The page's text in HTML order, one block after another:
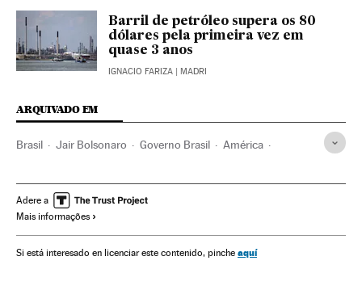
Barril de petróleo supera os 80
dólares pela primeira vez em
quase 3 anos
IGNACIO FARIZA | MADRI
ARQUIVADO EM
Brasil Jair Bolsonaro Governo Brasil América
Desemprego Crise econômica
Adere a
Mais informações
Si está interesado en licenciar este contenido, pinche aquí